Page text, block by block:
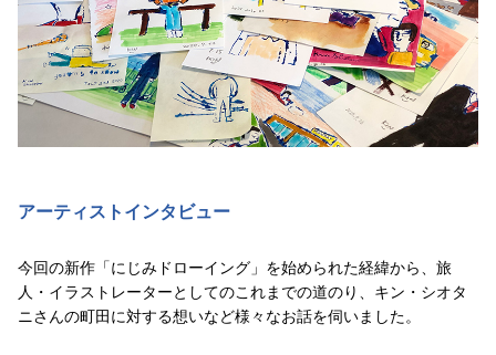
アーティストインタビュー
今回の新作「にじみドローイング」を始められた経緯から、旅
人・イラストレーターとしてのこれまでの道のり、キン・シオタ
ニさんの町田に対する想いなど様々なお話を伺いました。